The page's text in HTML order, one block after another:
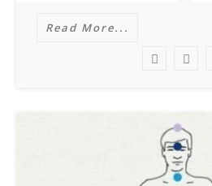
Read More...